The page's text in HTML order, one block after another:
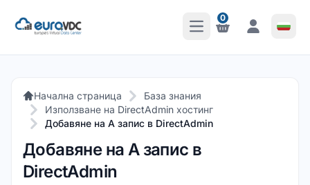
Отваряне на главното
Известия
0
Известия
Начална страница
База знания
Използване на DirectAdmin хостинг
Добавяне на A запис в DirectAdmin
Добавяне на A запис в
DirectAdmin